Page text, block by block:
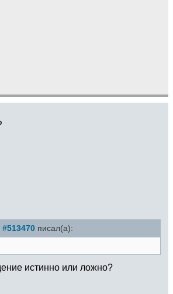
писал(а):
истинно или ложно?